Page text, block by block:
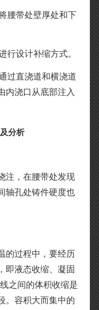
腰带处壁厚处和下
行设计补缩方式。
过直浇道和横浇道
内浇口从底部注入
分析
注，在腰带处发现
轴孔处铸件硬度也
的过程中，要经历
即液态收缩、凝固
之间的体积收缩是
。容积大而集中的